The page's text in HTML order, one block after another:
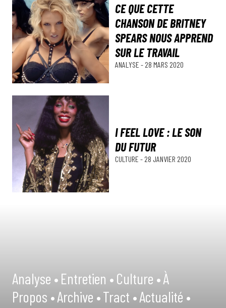
CE QUE CETTE
CHANSON DE BRITNEY
SPEARS NOUS APPREND
SUR LE TRAVAIL
ANALYSE - 28 MARS 2020
I FEEL LOVE : LE SON
DU FUTUR
CULTURE - 28 JANVIER 2020
Analyse •Entretien •Culture •À
Propos •Archive •Tract •Actualité •